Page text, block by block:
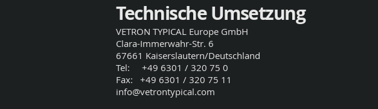
Technische Umsetzung
VETRON TYPICAL Europe GmbH
Clara-Immerwahr-Str. 6
67661 Kaiserslautern/Deutschland
Tel: +49 6301 / 320 75 0
Fax: +49 6301 / 320 75 11
info@vetrontypical.com